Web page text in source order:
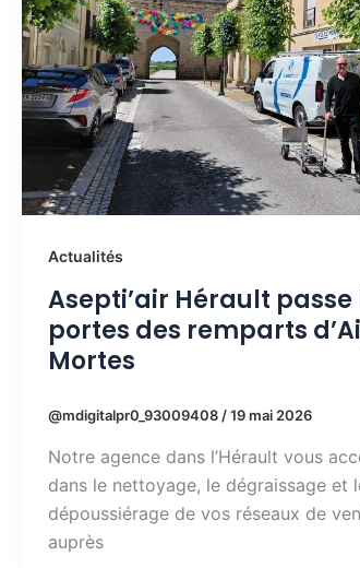
Actualités
Asepti’air Hérault passe
portes des remparts
Mortes
@mdigitalpr0_93009408 /19 mai 2026
Notre agence dans l’Hérault vous
dans le nettoyage, le dégraissage et
dépoussiérage de vos réseaux de
auprès